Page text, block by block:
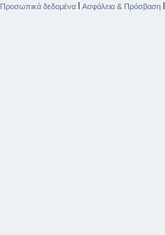
Προσωπικά δεδομένα Ασφάλεια & Πρόσβαση